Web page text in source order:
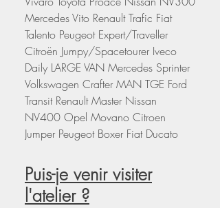
Mercedes Vito Renault Trafic Fiat
Talento Peugeot Expert/Traveller
Citroën Jumpy/Spacetourer Iveco
Daily LARGE VAN Mercedes Sprinter
Volkswagen Crafter MAN TGE Ford
Transit Renault Master Nissan
NV400 Opel Movano Citroen
Jumper Peugeot Boxer Fiat Ducato
Puis-je venir visiter
l'atelier ?